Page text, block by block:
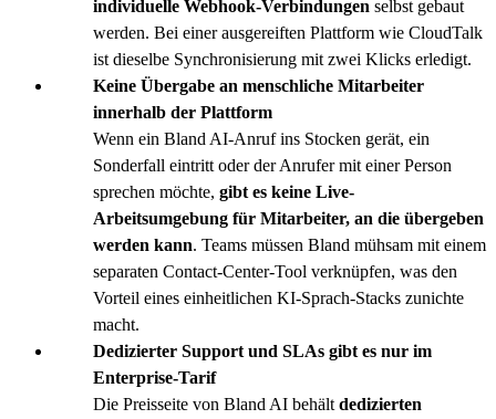
individuelle Webhook-Verbindungen selbst gebaut
werden. Bei einer ausgereiften Plattform wie CloudTalk
ist dieselbe Synchronisierung mit zwei Klicks erledigt.
Keine Übergabe an menschliche Mitarbeiter
innerhalb der Plattform
Wenn ein Bland AI-Anruf ins Stocken gerät, ein
Sonderfall eintritt oder der Anrufer mit einer Person
sprechen möchte, gibt es keine Live-
Arbeitsumgebung für Mitarbeiter, an die übergeben
werden kann. Teams müssen Bland mühsam mit einem
separaten Contact-Center-Tool verknüpfen, was den
Vorteil eines einheitlichen KI-Sprach-Stacks zunichte
macht.
Dedizierter Support und SLAs gibt es nur im
Enterprise-Tarif
Die Preisseite von Bland AI behält dedizierten